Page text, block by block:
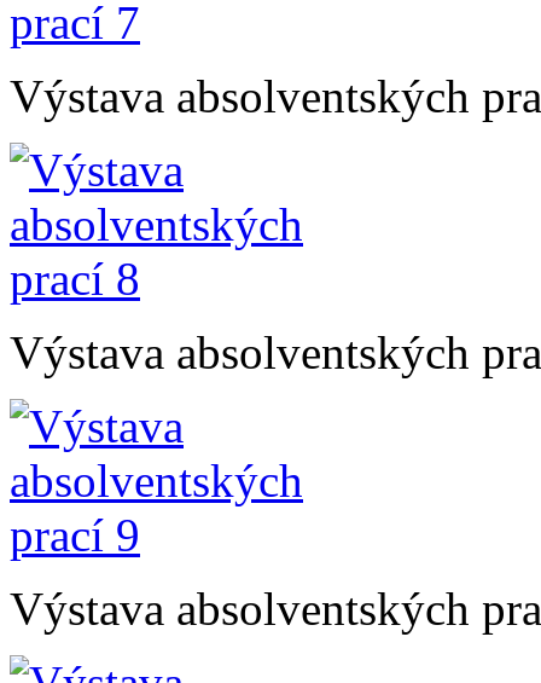
Výstava absolventských
Výstava absolventských
Výstava absolventských